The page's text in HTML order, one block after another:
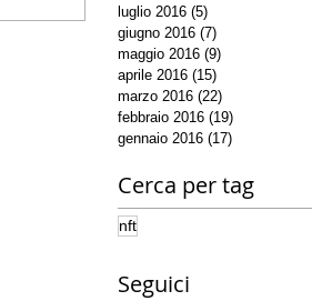
luglio 2016 (5)
giugno 2016 (7)
maggio 2016 (9)
aprile 2016 (15)
marzo 2016 (22)
febbraio 2016 (19)
gennaio 2016 (17)
Cerca per tag
nft
Seguici